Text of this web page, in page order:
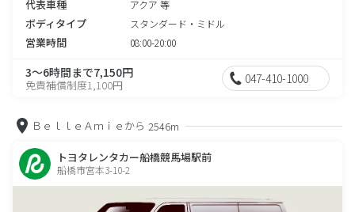
代表車種 アクア 等
ボディタイプ スタンダード・ミドル
営業時間 08:00-20:00
3～6時間まで7,150円
免責補償制度1,100円 047-410-1000
ＢｅｌｌｅＡｍｉｅから 2546m
トヨタレンタカー船橋競馬場駅前
船橋市宮本3-10-2